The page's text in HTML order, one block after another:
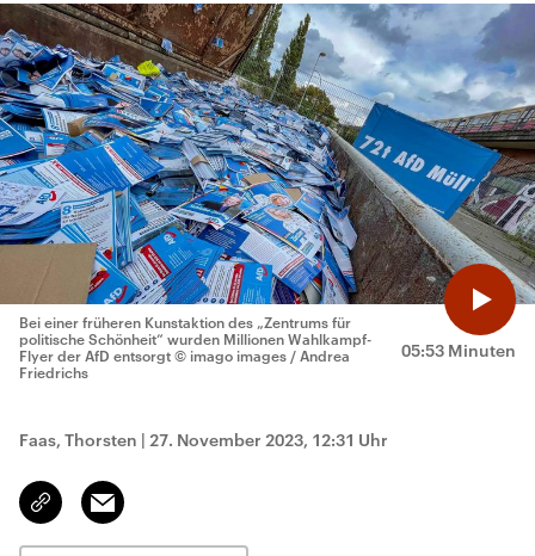
05:53 Minuten
Bei einer früheren Kunstaktion des „Zentrums für
politische Schönheit“ wurden Millionen Wahlkampf-
Flyer der AfD entsorgt © imago images / Andrea
Friedrichs
Faas, Thorsten | 27. November 2023, 12:31 Uhr
Link
kopieren/teilen
Email